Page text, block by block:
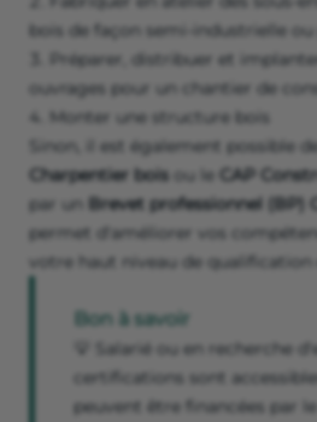
bois de façon semi-industrielle ou
Préparer, distribuer et
ouvrages pour un chantier de
Monter une structure bois
Sinon, il est également possible
Charpentier bois ou le CAP
par un Brevet professionnel (BP)
permet d'améliorer vos
votre haut niveau de qualification
Bon à savoir
💡 Salarié ou en recherche
certifications sont
peuvent être financées par